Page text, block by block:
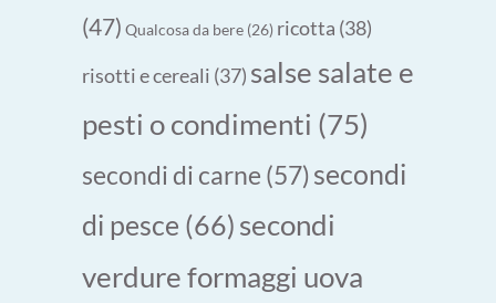
(47) Qualcosa da bere (26) ricotta (38)
risotti e cereali (37) salse salate e
pesti o condimenti (75)
secondi di carne (57)secondi
di pesce (66) secondi
verdure formaggi uova